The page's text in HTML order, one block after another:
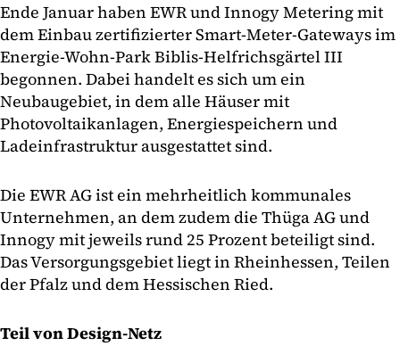
Ende Januar haben EWR und Innogy Metering mit
dem Einbau zertifizierter Smart-Meter-Gateways im
Energie-Wohn-Park Biblis-Helfrichsgärtel III
begonnen. Dabei handelt es sich um ein
Neubaugebiet, in dem alle Häuser mit
Photovoltaikanlagen, Energiespeichern und
Ladeinfrastruktur ausgestattet sind.
Die EWR AG ist ein mehrheitlich kommunales
Unternehmen, an dem zudem die Thüga AG und
Innogy mit jeweils rund 25 Prozent beteiligt sind.
Das Versorgungsgebiet liegt in Rheinhessen, Teilen
der Pfalz und dem Hessischen Ried.
Teil von Design-Netz